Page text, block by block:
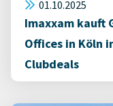
01.10.2025
Imaxxam kauft
Offices in Köln
Clubdeals